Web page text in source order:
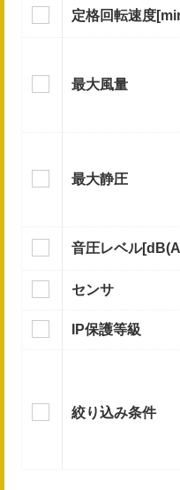
定格回転速度
最大風量
最大静圧
音圧レベル
センサ
IP保護等級
絞り込み条件